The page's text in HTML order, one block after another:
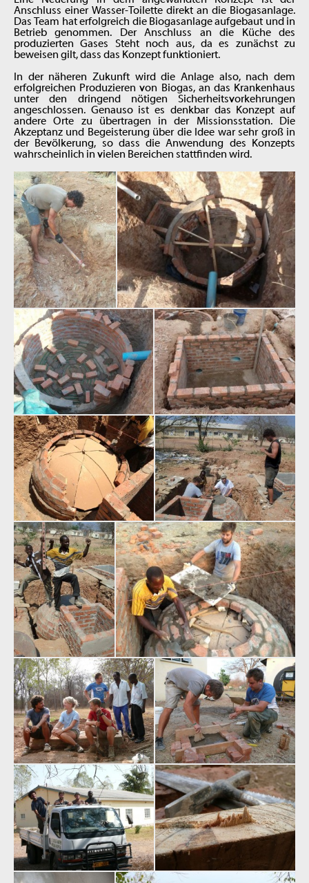
Anschluss einer Wasser-Toilette direkt an die Biogasanlage.
Das Team hat erfolgreich die Biogasanlage aufgebaut und in
Betrieb genommen. Der Anschluss an die Küche des
produzierten Gases Steht noch aus, da es zunächst zu
beweisen gilt, dass das Konzept funktioniert.
In der näheren Zukunft wird die Anlage also, nach dem
erfolgreichen Produzieren von Biogas, an das Krankenhaus
unter den dringend nötigen Sicherheitsvorkehrungen
angeschlossen. Genauso ist es denkbar das Konzept auf
andere Orte zu übertragen in der Missionsstation. Die
Akzeptanz und Begeisterung über die Idee war sehr groß in
der Bevölkerung, so dass die Anwendung des Konzepts
wahrscheinlich in vielen Bereichen stattfinden wird.